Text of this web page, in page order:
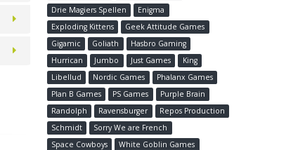
Drie Magiers Spellen
Enigma
Exploding Kittens
Geek Attitude Games
Gigamic
Goliath
Hasbro Gaming
Hurrican
Jumbo Just Games
King
Libellud
Nordic Games
Phalanx Games
Plan B Games
PS Games
Purple Brain
Randolph
Ravensburger
Repos Production
Schmidt
Sorry We are French
Space Cowboys
White Goblin Games